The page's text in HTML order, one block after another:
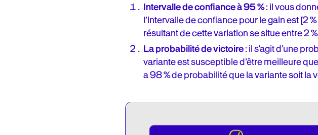
Intervalle de confiance à 95 %: il vous
l’intervalle de confiance pour le gain est [2
résultant de cette variation se situe entre 2
La probabilité de victoire: il s’agit d’une
variante est susceptible d’être meilleure
a 98 % de probabilité que la variante soit la